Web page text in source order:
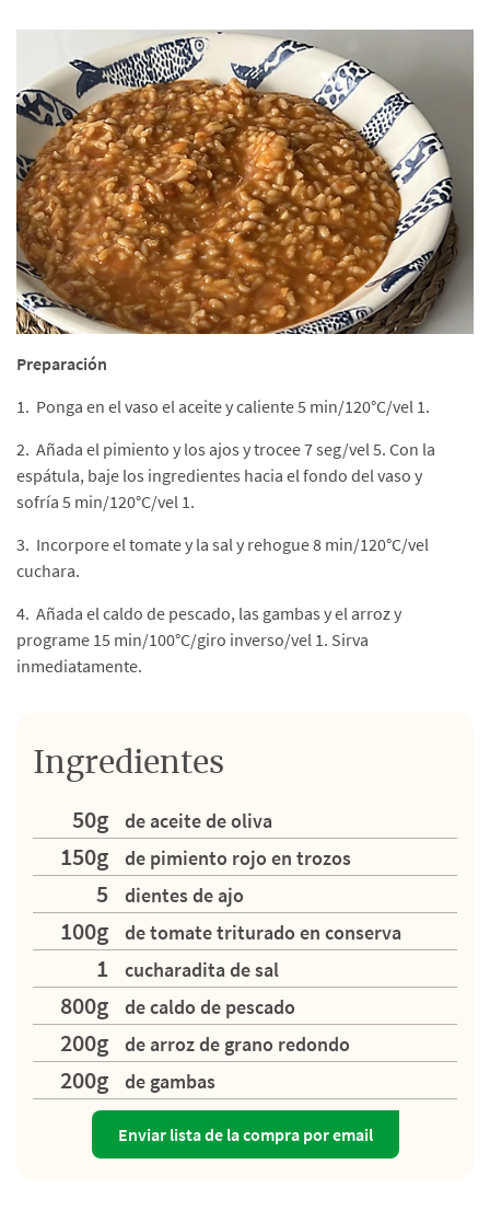
Preparación
1. Ponga en el vaso el aceite y caliente 5 min/120°C/vel 1.
2. Añada el pimiento y los ajos y trocee 7 seg/vel 5. Con la
espátula, baje los ingredientes hacia el fondo del vaso y
sofría 5 min/120°C/vel 1.
3. Incorpore el tomate y la sal y rehogue 8 min/120°C/vel
cuchara.
4. Añada el caldo de pescado, las gambas y el arroz y
programe 15 min/100°C/giro inverso/vel 1. Sirva
inmediatamente.
Ingredientes
50g
de aceite de oliva
150g de pimiento rojo en trozos
5 dientes de ajo
100g de tomate triturado en conserva
1 cucharadita de sal
800g de caldo de pescado
200g de arroz de grano redondo
200g de gambas
Enviar lista de la compra por email